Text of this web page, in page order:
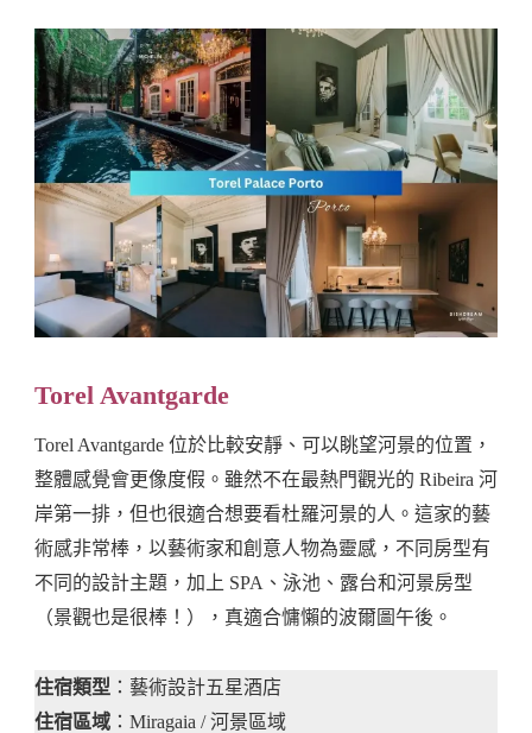
Torel Avantgarde
Torel Avantgarde 位於比較安靜、可以眺望河景的位置，
整體感覺會更像度假。雖然不在最熱門觀光的 Ribeira 河
岸第一排，但也很適合想要看杜羅河景的人。這家的藝
術感非常棒，以藝術家和創意人物為靈感，不同房型有
不同的設計主題，加上 SPA、泳池、露台和河景房型
（景觀也是很棒！），真適合慵懶的波爾圖午後。
住宿類型 ：藝術設計五星酒店
住宿區域 ：Miragaia / 河景區域